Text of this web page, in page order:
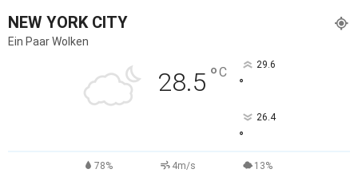
NEW YORK CITY
Ein Paar Wolken
28.5 °C 29.6
°
26.4
°
78% 4m/s 13%